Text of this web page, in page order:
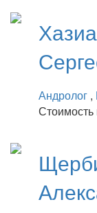
Андролог ,